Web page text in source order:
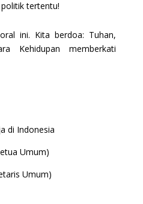
tertentu!
ini. Kita berdoa: Tuhan,
Kehidupan memberkati
di Indonesia
Umum)
Umum)